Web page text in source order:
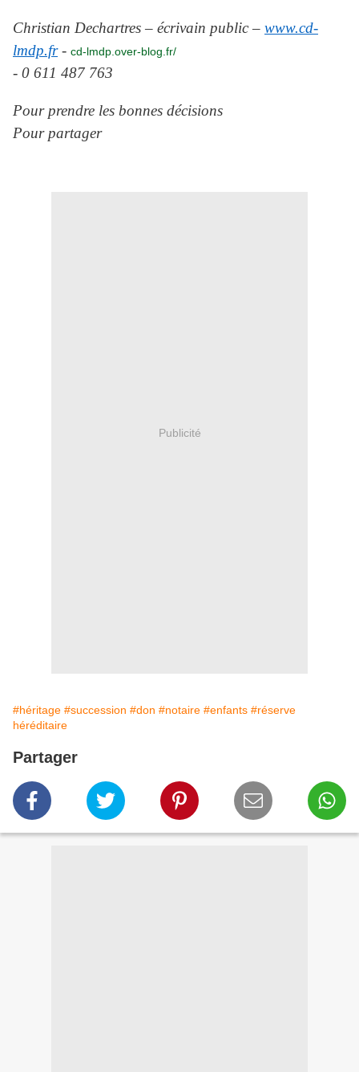
Christian Dechartres – écrivain public – www.cd-
lmdp.fr- cd-lmdp.over-blog.fr/
- 0 611 487 763
Pour prendre les bonnes décisions
Pour partager
Publicité
#héritage #succession #don #notaire #enfants #réserve
héréditaire
Partager